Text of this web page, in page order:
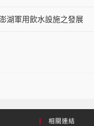
湖軍用飲水設施之發展
相關連結